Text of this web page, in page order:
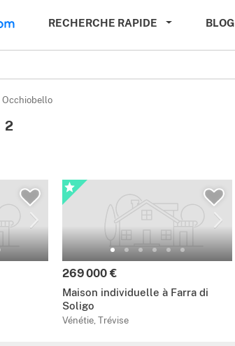
RECHERCHE RAPIDE BLOG
Occhiobello
2
269 000 €
Maison individuelle à Farra di
Soligo
Vénétie, Trévise